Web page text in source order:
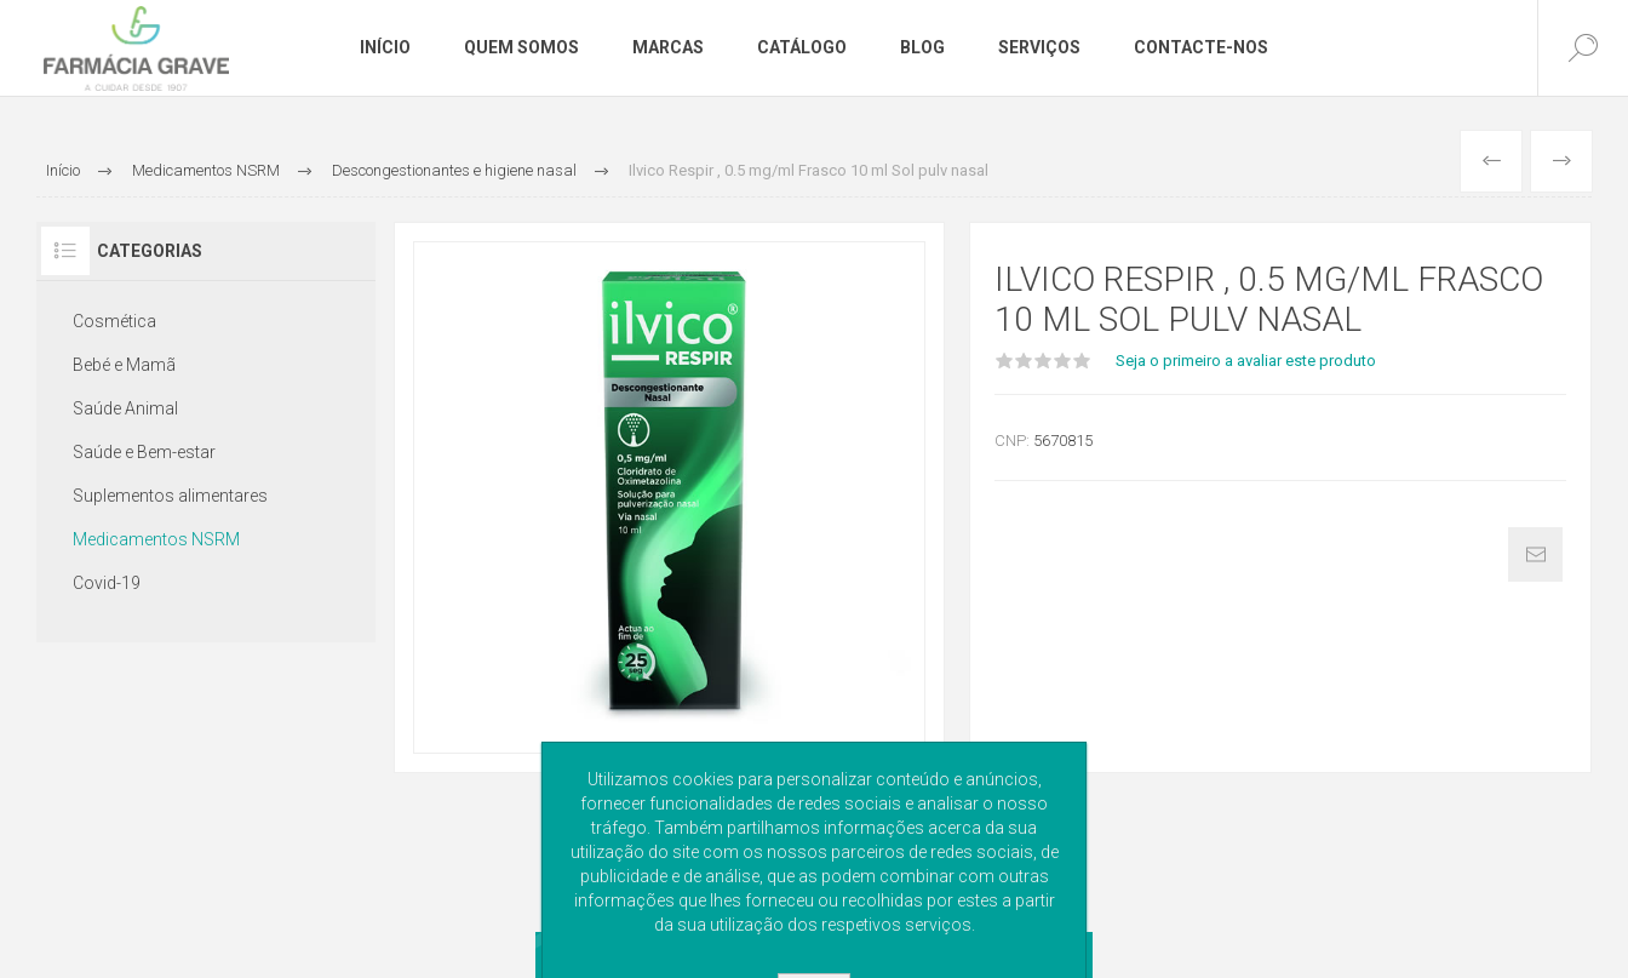
INÍCIO QUEM SOMOS MARCAS CATÁLOGO BLOG SERVIÇOS CONTACTE-NOS
Início Medicamentos NSRM Descongestionantes e higiene nasal Ilvico Respir , 0.5 mg/ml Frasco 10 ml Sol pulv nasal ANTERIORSEGUINTE
CATEGORIAS
Cosmética
Bebé e Mamã
Saúde Animal
Saúde e Bem-estar
Suplementos alimentares
Medicamentos NSRM
Covid-19
ILVICO RESPIR , 0.5 MG/ML FRASCO
10 ML SOL PULV NASAL
Seja o primeiro a avaliar este produto
CNP: 5670815
Utilizamos cookies para personalizar conteúdo e anúncios,
fornecer funcionalidades de redes sociais e analisar o nosso
tráfego. Também partilhamos informações acerca da sua
utilização do site com os nossos parceiros de redes sociais, de
publicidade e de análise, que as podem combinar com outras
informações que lhes forneceu ou recolhidas por estes a partir
da sua utilização dos respetivos serviços.